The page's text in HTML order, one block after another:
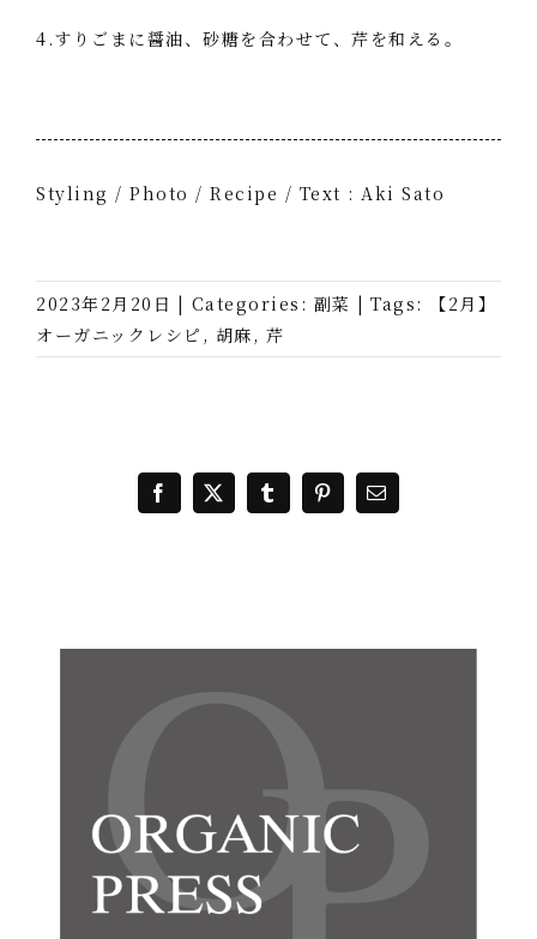
4.すりごまに醤油、砂糖を合わせて、芹を和える。
Styling / Photo / Recipe / Text : Aki Sato
2023年2月20日 | Categories: 副菜 | Tags:
【2月】
オーガニックレシピ , 胡麻, 芹
Facebook
X TumblrPinterest
電